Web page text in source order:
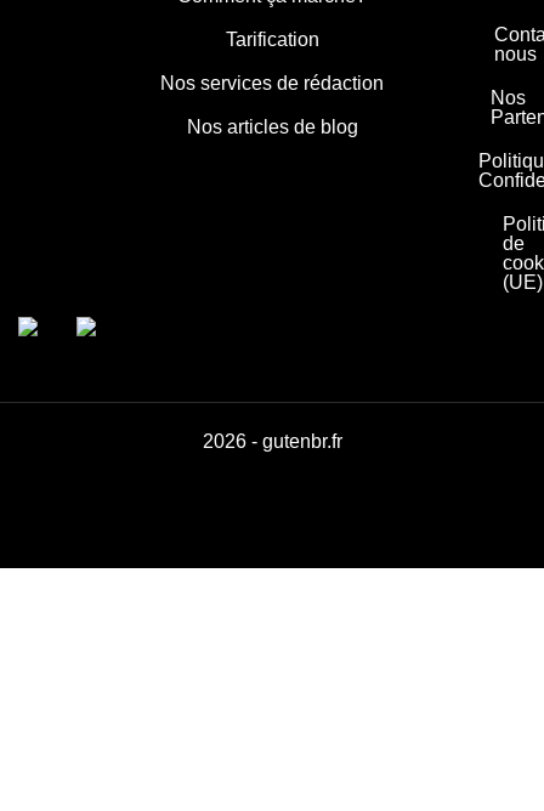
Tarification
Nos services de rédaction
Nos articles de blog
nous
Nos
de
(UE)
2026 - gutenbr.fr